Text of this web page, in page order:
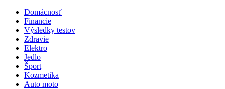
Skip
content
Domácnosť
Financie
Výsledky testov
Zdravie
Elektro
Jedlo
Šport
Kozmetika
Auto moto